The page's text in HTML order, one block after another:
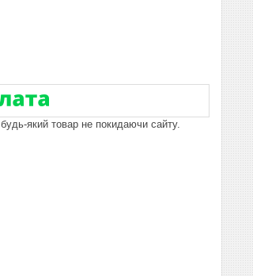
який товар не покидаючи сайту.